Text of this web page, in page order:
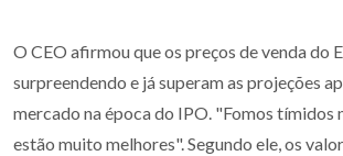
O CEO afirmou que os preços de venda do
surpreendendo e já superam as projeções
mercado na época do IPO. "Fomos tímidos
estão muito melhores". Segundo ele, os